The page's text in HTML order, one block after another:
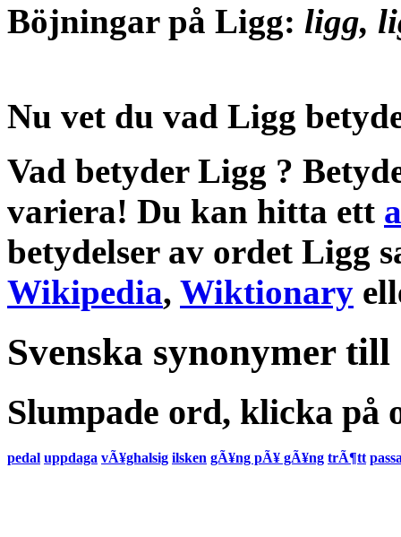
Böjningar på Ligg: ligg,
Nu vet du vad Ligg
Vad betyder Ligg ?
variera! Du kan hitta ett
betydelserav ordet Ligg
Wikipedia, Wiktionary
Svenska synonymer
Slumpade ord, klicka på
pedal uppdaga vÃ¥ghalsig ilsken gÃ¥ng pÃ¥ gÃ¥ng trÃ¶tt